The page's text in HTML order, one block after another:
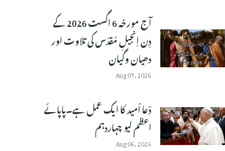
آج مورخہ 6 اگست 2026 کے
دِن اِنجیلِ مُقدّس کی تلاوت اور
دھیان وگیان
Aug 07, 2026
دْعا اْمید کا ایک عمل ہے۔پاپائے
اعظم لیو چہاردہم
Aug 06, 2026